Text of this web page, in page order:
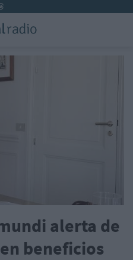
alerta de
beneficios